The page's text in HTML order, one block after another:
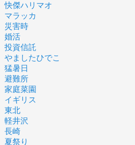
快傑ハリマオ
マラッカ
災害時
婚活
投資信託
やましたひでこ
猛暑日
避難所
家庭菜園
イギリス
東北
軽井沢
長崎
夏祭り